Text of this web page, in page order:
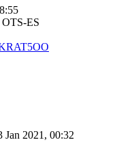
OTS-ES
Jan 2021, 00:32